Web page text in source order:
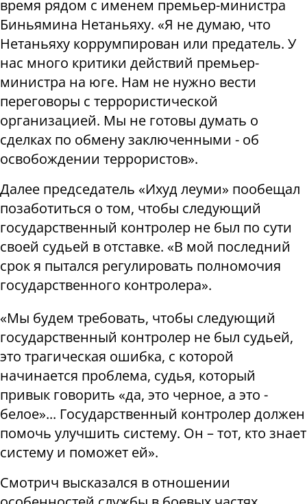
время рядом с именем премьер-министра
Биньямина Нетаньяху. «Я не думаю, что
Нетаньяху коррумпирован или предатель. У
нас много критики действий премьер-
министра на юге. Нам не нужно вести
переговоры с террористической
организацией. Мы не готовы думать о
сделках по обмену заключенными - об
освобождении террористов».
Далее председатель «Ихуд леуми» пообещал
позаботиться о том, чтобы следующий
государственный контролер не был по сути
своей судьей в отставке. «В мой последний
срок я пытался регулировать полномочия
государственного контролера».
«Мы будем требовать, чтобы следующий
государственный контролер не был судьей,
это трагическая ошибка, с которой
начинается проблема, судья, который
привык говорить «да, это черное, а это -
белое»... Государственный контролер должен
помочь улучшить систему. Он – тот, кто знает
систему и поможет ей».
Смотрич высказался в отношении